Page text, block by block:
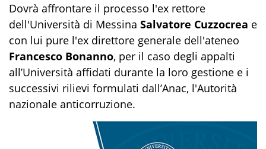
Dovrà affrontare il processo l'ex rettore
dell'Università di Messina Salvatore Cuzzocrea e
con lui pure l'ex direttore generale dell'ateneo
Francesco Bonanno, per il caso degli appalti
all’Università affidati durante la loro gestione e i
successivi rilievi formulati dall’Anac, l'Autorità
nazionale anticorruzione.